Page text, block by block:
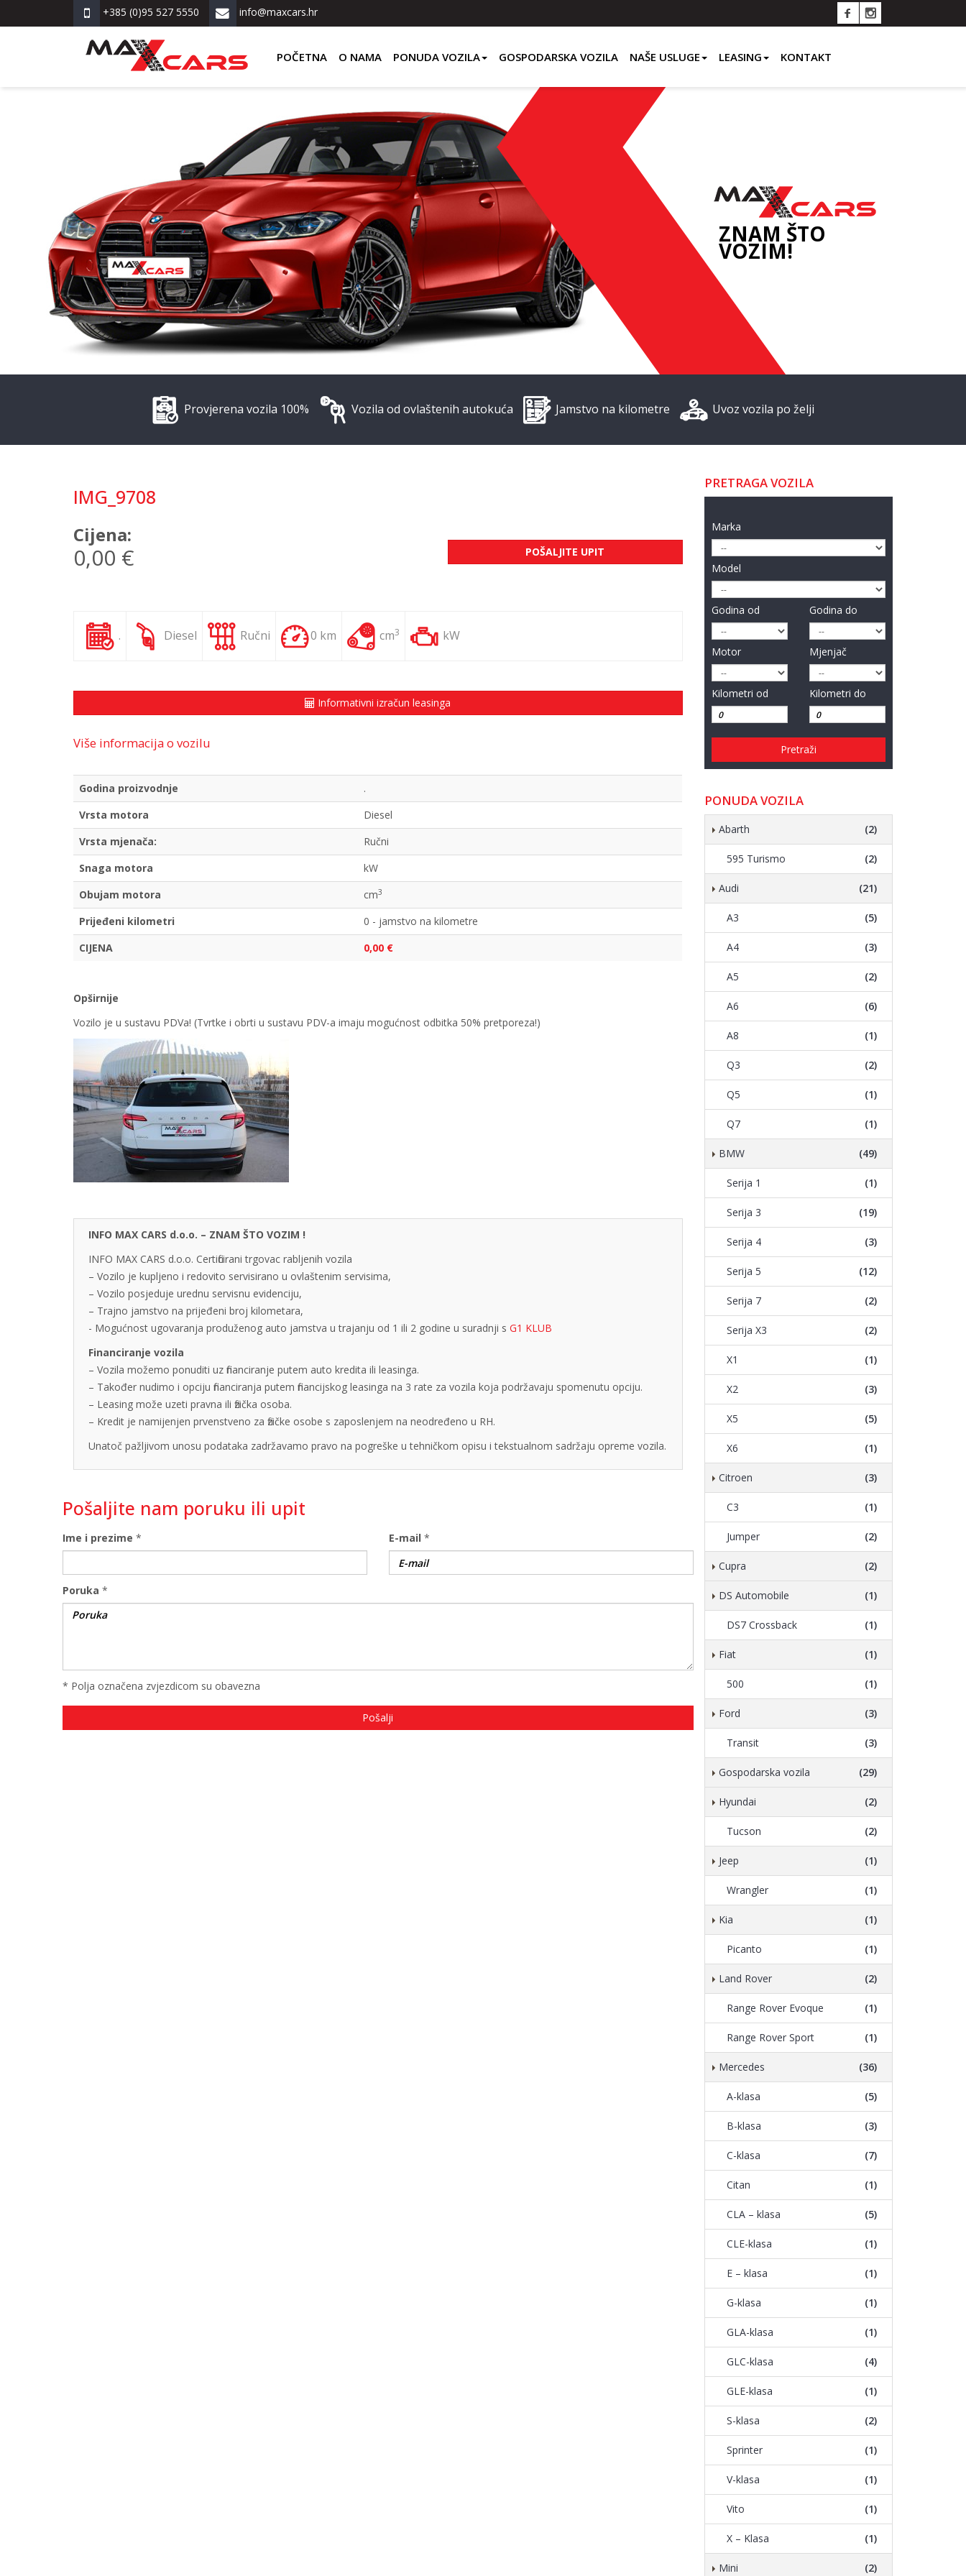
+385 (0)95 527 5550 info@maxcars.hr
POČETNA O NAMA PONUDA VOZILA GOSPODARSKA VOZILA NAŠE USLUGE LEASING KONTAKT
ZNAM ŠTO
VOZIM!
Provjerena vozila 100% Vozila od ovlaštenih autokuća Jamstvo na kilometre Uvoz vozila po želji
IMG_9708
Cijena:
0,00 € POŠALJITE UPIT
. Diesel Ručni 0 km cm3 kW
Informativni izračun leasinga
Više informacija o vozilu
Godina proizvodnje
.
Vrsta motora
Diesel
Vrsta mjenača:
Ručni
Snaga motora
kW
Obujam motora
cm3
Prijeđeni kilometri
0 - jamstvo na kilometre
CIJENA
0,00 €
Opširnije
Vozilo je u sustavu PDVa! (Tvrtke i obrti u sustavu PDV-a imaju mogućnost odbitka 50% pretporeza!)
INFO MAX CARS d.o.o. – ZNAM ŠTO VOZIM !
INFO MAX CARS d.o.o. Certificirani trgovac rabljenih vozila
– Vozilo je kupljeno i redovito servisirano u ovlaštenim servisima,
– Vozilo posjeduje urednu servisnu evidenciju,
– Trajno jamstvo na prijeđeni broj kilometara,
- Mogućnost ugovaranja produženog auto jamstva u trajanju od 1 ili 2 godine u suradnji s G1 KLUB
Financiranje vozila
– Vozila možemo ponuditi uz financiranje putem auto kredita ili leasinga.
– Također nudimo i opciju financiranja putem financijskog leasinga na 3 rate za vozila koja podržavaju spomenutu opciju.
– Leasing može uzeti pravna ili fizička osoba.
– Kredit je namijenjen prvenstveno za fizičke osobe s zaposlenjem na neodređeno u RH.
Unatoč pažljivom unosu podataka zadržavamo pravo na pogreške u tehničkom opisu i tekstualnom sadržaju opreme vozila.
Pošaljite nam poruku ili upit
Ime i prezime * E-mail *
Poruka *
* Polja označena zvjezdicom su obavezna
PRETRAGA VOZILA
Marka
Model
Godina od Godina do
Motor Mjenjač
Kilometri od Kilometri do
Pretraži
PONUDA VOZILA
Abarth (2)
595 Turismo (2)
Audi (21)
A3 (5)
A4 (3)
A5 (2)
A6 (6)
A8 (1)
Q3 (2)
Q5 (1)
Q7 (1)
BMW (49)
Serija 1 (1)
Serija 3 (19)
Serija 4 (3)
Serija 5 (12)
Serija 7 (2)
Serija X3 (2)
X1 (1)
X2 (3)
X5 (5)
X6 (1)
Citroen (3)
C3 (1)
Jumper (2)
Cupra (2)
DS Automobile (1)
DS7 Crossback (1)
Fiat (1)
500 (1)
Ford (3)
Transit (3)
Gospodarska vozila (29)
Hyundai (2)
Tucson (2)
Jeep (1)
Wrangler (1)
Kia (1)
Picanto (1)
Land Rover (2)
Range Rover Evoque (1)
Range Rover Sport (1)
Mercedes (36)
A-klasa (5)
B-klasa (3)
C-klasa (7)
Citan (1)
CLA – klasa (5)
CLE-klasa (1)
E – klasa (1)
G-klasa (1)
GLA-klasa (1)
GLC-klasa (4)
GLE-klasa (1)
S-klasa (2)
Sprinter (1)
V-klasa (1)
Vito (1)
X – Klasa (1)
Mini (2)